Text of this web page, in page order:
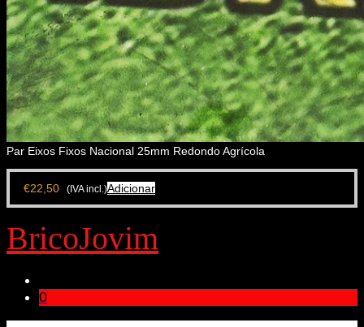
Par Eixos Fixos Nacional 25mm Redondo Agrícola
€22,50 (IVA incl.)Adicionar
BricoJovim
0